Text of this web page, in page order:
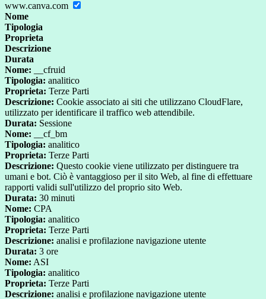
www.canva.com
Nome
Tipologia
Proprieta
Descrizione
Durata
Nome: __cfruid
Tipologia: analitico
Proprieta: Terze Parti
Descrizione: Cookie associato ai siti che utilizzano CloudFlare,
utilizzato per identificare il traffico web attendibile.
Durata: Sessione
Nome: __cf_bm
Tipologia: analitico
Proprieta: Terze Parti
Descrizione: Questo cookie viene utilizzato per distinguere tra
umani e bot. Ciò è vantaggioso per il sito Web, al fine di effettuare
rapporti validi sull'utilizzo del proprio sito Web.
Durata: 30 minuti
Nome: CPA
Tipologia: analitico
Proprieta: Terze Parti
Descrizione: analisi e profilazione navigazione utente
Durata: 3 ore
Nome: ASI
Tipologia: analitico
Proprieta: Terze Parti
Descrizione: analisi e profilazione navigazione utente